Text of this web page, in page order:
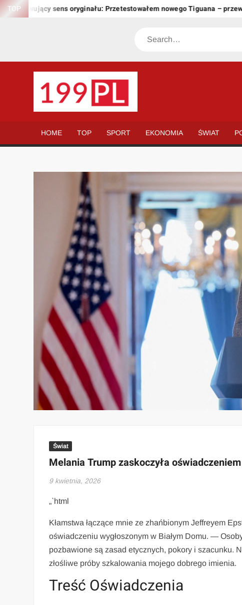
Skip
TOP sens oryginału: Przetestowałem nowego Tiguana –
Search
świat
HOME TOP SPORT EKONOMIA ŚWIAT
Świat
Melania Trump zaskoczyła
9 kwietnia, 2026
„`html
Kłamstwa łączące mnie ze zhańbionym Jeffreyem
oświadczeniu wygłoszonym w Białym Domu. —
pozbawione są zasad etycznych, pokory i szacunku.
złośliwe próby szkalowania mojego dobrego imienia.
Treść Oświadczenia